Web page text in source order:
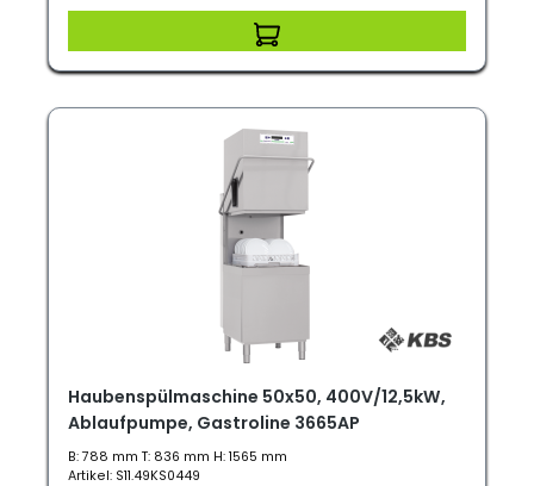
Haubenspülmaschine 50x50, 400V/12,5kW,
Ablaufpumpe, Gastroline 3665AP
B: 788 mm T: 836 mm H: 1565 mm
Artikel: S11.49KS0449